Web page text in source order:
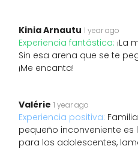
Kinia Arnautu 1 year ago
Experiencia fantástica: ¡La
Sin esa arena que se te
¡Me encanta!
Valérie 1 year ago
Experiencia positiva:
pequeño inconveniente
para los adolescentes,